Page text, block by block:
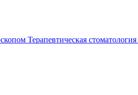
Терапевтическая стоматология